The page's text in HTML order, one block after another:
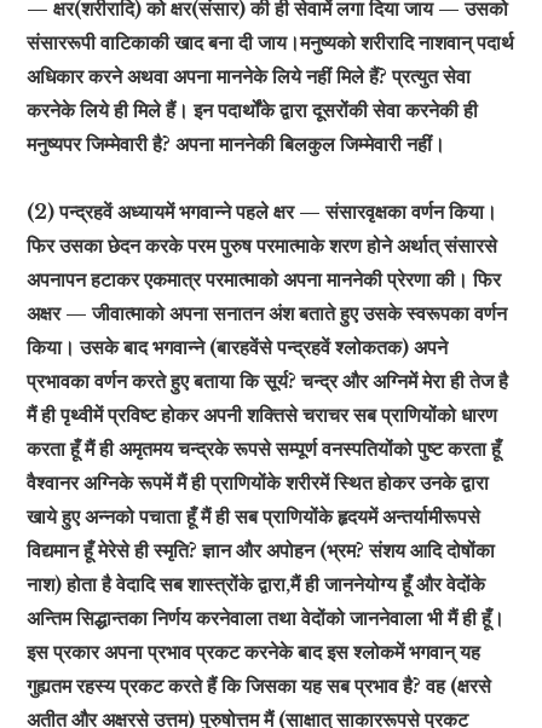
— क्षर(शरीरादि) को क्षर(संसार) की ही सेवामें लगा दिया जाय — उसको
संसाररूपी वाटिकाकी खाद बना दी जाय।मनुष्यको शरीरादि नाशवान् पदार्थ
अधिकार करने अथवा अपना माननेके लिये नहीं मिले हैं? प्रत्युत सेवा
करनेके लिये ही मिले हैं। इन पदार्थोंके द्वारा दूसरोंकी सेवा करनेकी ही
मनुष्यपर जिम्मेवारी है? अपना माननेकी बिलकुल जिम्मेवारी नहीं।
(2) पन्द्रहवें अध्यायमें भगवान्ने पहले क्षर — संसारवृक्षका वर्णन किया।
फिर उसका छेदन करके परम पुरुष परमात्माके शरण होने अर्थात् संसारसे
अपनापन हटाकर एकमात्र परमात्माको अपना माननेकी प्रेरणा की। फिर
अक्षर — जीवात्माको अपना सनातन अंश बताते हुए उसके स्वरूपका वर्णन
किया। उसके बाद भगवान्ने (बारहवेंसे पन्द्रहवें श्लोकतक) अपने
प्रभावका वर्णन करते हुए बताया कि सूर्य? चन्द्र और अग्निमें मेरा ही तेज है
मैं ही पृथ्वीमें प्रविष्ट होकर अपनी शक्तिसे चराचर सब प्राणियोंको धारण
करता हूँ मैं ही अमृतमय चन्द्रके रूपसे सम्पूर्ण वनस्पतियोंको पुष्ट करता हूँ
वैश्वानर अग्निके रूपमें मैं ही प्राणियोंके शरीरमें स्थित होकर उनके द्वारा
खाये हुए अन्नको पचाता हूँ मैं ही सब प्राणियोंके हृदयमें अन्तर्यामीरूपसे
विद्यमान हूँ मेरेसे ही स्मृति? ज्ञान और अपोहन (भ्रम? संशय आदि दोषोंका
नाश) होता है वेदादि सब शास्त्रोंके द्वारा,मैं ही जाननेयोग्य हूँ और वेदोंके
अन्तिम सिद्धान्तका निर्णय करनेवाला तथा वेदोंको जाननेवाला भी मैं ही हूँ।
इस प्रकार अपना प्रभाव प्रकट करनेके बाद इस श्लोकमें भगवान् यह
गुह्यतम रहस्य प्रकट करते हैं कि जिसका यह सब प्रभाव है? वह (क्षरसे
अतीत और अक्षरसे उत्तम) पुरुषोत्तम मैं (साक्षात् साकाररूपसे प्रकट